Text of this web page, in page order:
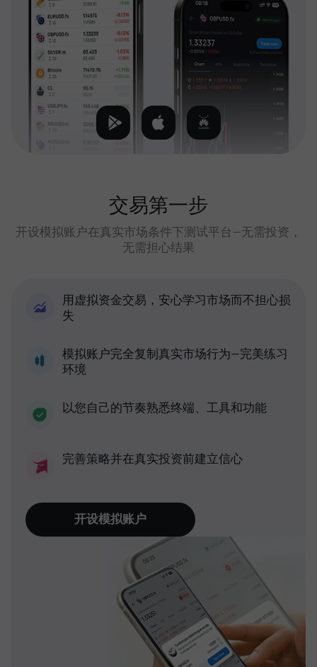
交易第一步
开设模拟账户在真实市场条件下测试平台—无需投资，
无需担心结果
用虚拟资金交易，安心学习市场而不担心损
失
模拟账户完全复制真实市场行为—完美练习
环境
以您自己的节奏熟悉终端、工具和功能
完善策略并在真实投资前建立信心
开设模拟账户